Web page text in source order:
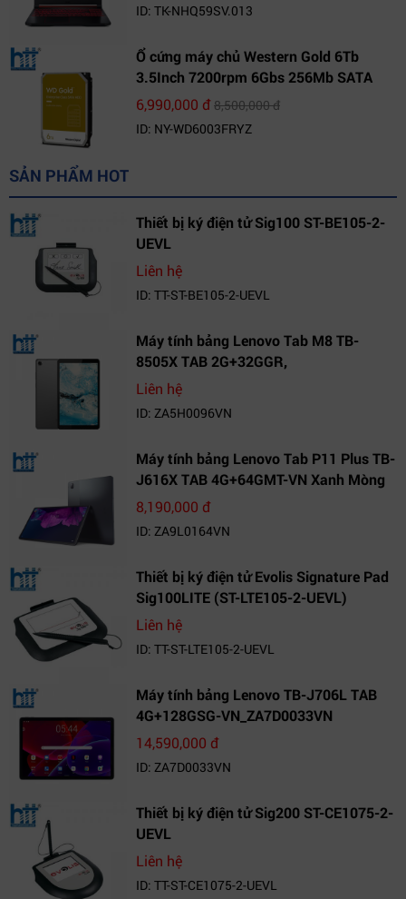
ID: TK-NHQ59SV.013
Ổ cứng máy chủ Western Gold 6Tb
3.5Inch 7200rpm 6Gbs 256Mb SATA
(WD6003FRYZ)
6,990,000 đ8,500,000 đ
ID: NY-WD6003FRYZ
SẢN PHẨM HOT
Thiết bị ký điện tử Sig100 ST-BE105-2-
UEVL
Liên hệ
ID: TT-ST-BE105-2-UEVL
Máy tính bảng Lenovo Tab M8 TB-
8505X TAB 2G+32GGR,
VN_ZA5H0096VN
Liên hệ
ID: ZA5H0096VN
Máy tính bảng Lenovo Tab P11 Plus TB-
J616X TAB 4G+64GMT-VN Xanh Mòng
Két_ZA9L0164VN
8,190,000 đ
ID: ZA9L0164VN
Thiết bị ký điện tử Evolis Signature Pad
Sig100LITE (ST-LTE105-2-UEVL)
Liên hệ
ID: TT-ST-LTE105-2-UEVL
Máy tính bảng Lenovo TB-J706L TAB
4G+128GSG-VN_ZA7D0033VN
14,590,000 đ
ID: ZA7D0033VN
Thiết bị ký điện tử Sig200 ST-CE1075-2-
UEVL
Liên hệ
ID: TT-ST-CE1075-2-UEVL